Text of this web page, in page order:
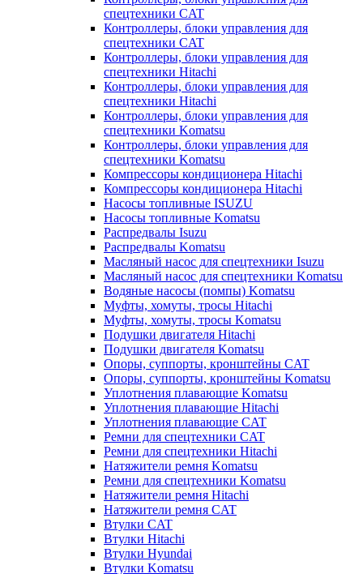
спецтехники CAT
Контроллеры, блоки управления для
спецтехники CAT
Контроллеры, блоки управления для
спецтехники Hitachi
Контроллеры, блоки управления для
спецтехники Hitachi
Контроллеры, блоки управления для
спецтехники Komatsu
Контроллеры, блоки управления для
спецтехники Komatsu
Компрессоры кондиционера Hitachi
Компрессоры кондиционера Hitachi
Насосы топливные ISUZU
Насосы топливные Komatsu
Распредвалы Isuzu
Распредвалы Komatsu
Масляный насос для спецтехники Isuzu
Масляный насос для спецтехники Komatsu
Водяные насосы (помпы) Komatsu
Муфты, хомуты, тросы Hitachi
Муфты, хомуты, тросы Komatsu
Подушки двигателя Hitachi
Подушки двигателя Komatsu
Опоры, суппорты, кронштейны CAT
Опоры, суппорты, кронштейны Komatsu
Уплотнения плавающие Komatsu
Уплотнения плавающие Hitachi
Уплотнения плавающие CAT
Ремни для спецтехники CAT
Ремни для спецтехники Hitachi
Натяжители ремня Komatsu
Ремни для спецтехники Komatsu
Натяжители ремня Hitachi
Натяжители ремня CAT
Втулки CAT
Втулки Hitachi
Втулки Hyundai
Втулки Komatsu